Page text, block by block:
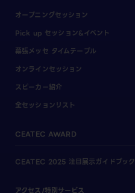
オープニングセッション
Pick up セッション&イベント
幕張メッセ タイムテーブル
オンラインセッション
スピーカー紹介
全セッションリスト
CEATEC AWARD
CEATEC 2025 注目展示ガイドブック
アクセス/特別サービス